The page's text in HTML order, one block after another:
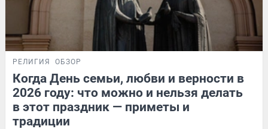
РЕЛИГИЯ ОБЗОР
Когда День семьи, любви и верности в
2026 году: что можно и нельзя делать
в этот праздник — приметы и
традиции